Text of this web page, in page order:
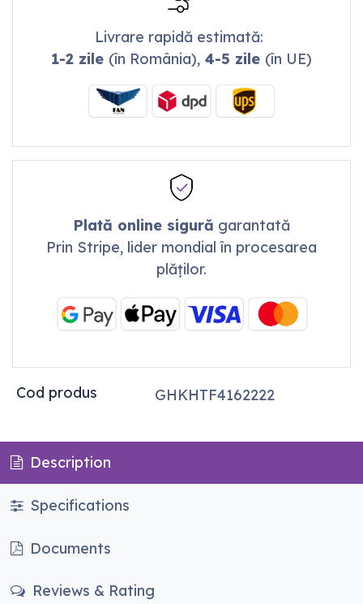
Livrare rapidă estimată:
1-2 zile (în România),4-5 zile (în UE)
Plată online sigură garantată
Prin Stripe, lider mondial în procesarea
plăților.
Cod produs GHKHTF4162222
Description
Specifications
Documents
Reviews & Rating